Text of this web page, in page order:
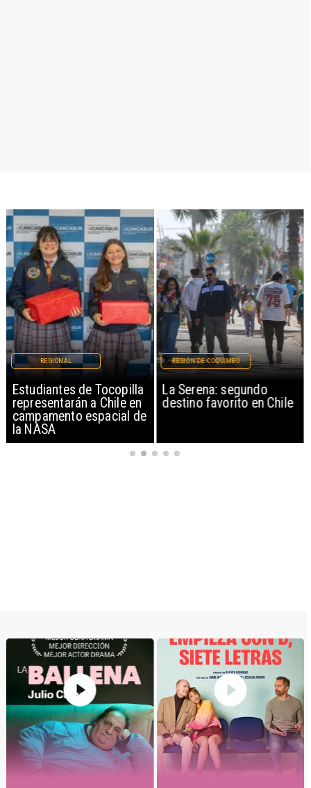
Estudiantes de Tocopilla
representarán a Chile en
campamento espacial de
la NASA
REGIONAL
La Serena: segundo
destino favorito en Chile
REGIÓN DE COQUIMBO